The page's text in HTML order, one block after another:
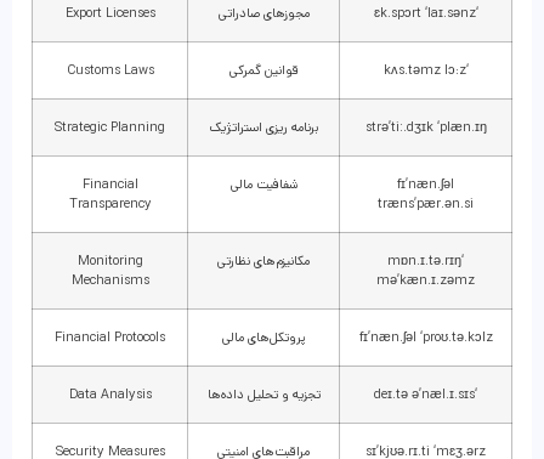
‘ɛk.spɔrt ‘laɪ.sənz مجوزهای صادراتی Export Licenses
‘kʌs.təmz lɔ:z قوانین گمرکی Customs Laws
strə’tiː.dʒɪk ‘plæn.ɪŋ برنامه ریزی استراتژیک Strategic Planning
fɪ’næn.ʃəl
træns’pær.ən.si
شفافیت مالی
Financial
Transparency
‘mɒn.ɪ.tə.rɪŋ
mə’kæn.ɪ.zəmz
مکانیزم‌های نظارتی
Monitoring
Mechanisms
fɪ’næn.ʃəl ‘proʊ.tə.kɔlz پروتکل‌های مالی Financial Protocols
‘deɪ.tə ə’næl.ɪ.sɪs تجزیه و تحلیل داده‌ها Data Analysis
sɪ’kjʊə.rɪ.ti ‘mɛʒ.ərz مراقبت‌های امنیتی Security Measures